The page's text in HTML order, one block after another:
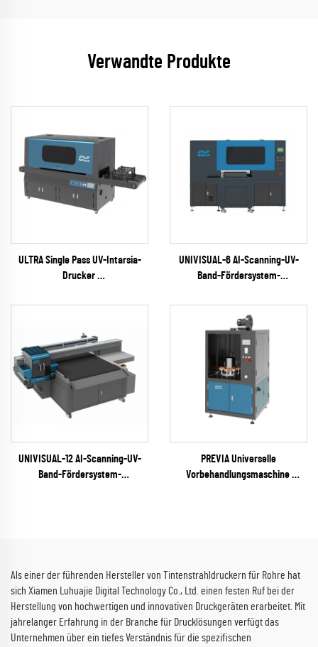
Verwandte Produkte
ULTRA Single Pass UV-Intarsia-
Drucker
UNIVISUAL-6 AI-Scanning-UV-
Band-Fördersystem-
(RICOH Gen6 Serie)
UNIVISUAL-12 AI-Scanning-UV-
Band-Fördersystem-
PREVIA Universelle
Vorbehandlungsmaschine
Als einer der führenden Hersteller von Tintenstrahldruckern für Rohre hat
sich Xiamen Luhuajie Digital Technology Co., Ltd. einen festen Ruf bei der
Herstellung von hochwertigen und innovativen Druckgeräten erarbeitet. Mit
jahrelanger Erfahrung in der Branche für Drucklösungen verfügt das
Unternehmen über ein tiefes Verständnis für die spezifischen